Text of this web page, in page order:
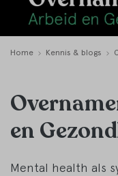
Home Kennis & blogs
en
Mental health als